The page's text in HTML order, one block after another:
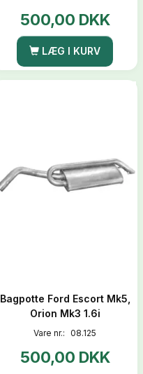
500,00 DKK
LÆG I KURV
Bagpotte Ford Escort Mk5,
Orion Mk3 1.6i
Vare nr.: 08.125
500,00 DKK